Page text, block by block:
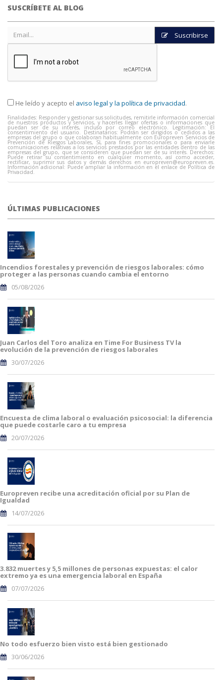
SUSCRÍBETE AL BLOG
Suscribirse
He leído y acepto el aviso legal y la política de privacidad.
Finalidades: Responder y gestionar sus solicitudes, remitirle información comercial
de nuestros productos y servicios, y hacerles llegar ofertas o informaciones que
puedan ser de su interés, incluso por correo electrónico. Legitimación: El
consentimiento del usuario. Destinatarios: Podrán ser dirigidos o cedidos a las
empresas del grupo o que colaboran habitualmente con Europreven Servicios de
Prevención de Riesgos Laborales, SL para fines promocionales o para enviarle
comunicaciones relativas a los servicios prestados por las entidades dentro de las
empresas del grupo, que se consideren que puedan ser de su interés. Derechos:
Puede retirar su consentimiento en cualquier momento, así como acceder,
rectificar, suprimir sus datos y demás derechos en europreven@europreven.es.
Información adicional: Puede ampliar la información en el enlace de Política de
Privacidad.
ÚLTIMAS PUBLICACIONES
Incendios forestales y prevención de riesgos laborales: cómo
proteger a las personas cuando cambia el entorno
05/08/2026
Juan Carlos del Toro analiza en Time For Business TV la
evolución de la prevención de riesgos laborales
30/07/2026
Encuesta de clima laboral o evaluación psicosocial: la diferencia
que puede costarle caro a tu empresa
20/07/2026
Europreven recibe una acreditación oficial por su Plan de
Igualdad
14/07/2026
3.832 muertes y 5,5 millones de personas expuestas: el calor
extremo ya es una emergencia laboral en España
07/07/2026
No todo esfuerzo bien visto está bien gestionado
30/06/2026